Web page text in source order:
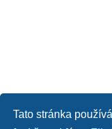
Tato stránka